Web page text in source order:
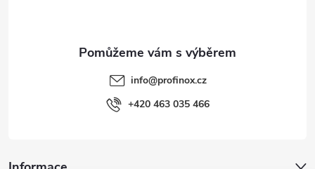
info@profinox.cz
+420 463 035 466